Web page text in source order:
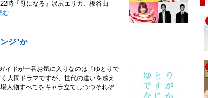
時『母になる』沢尻エリカ、板谷由
む
ジ”か
イドが一番お気に入りなのは『ゆとりで
人間ドラマですが、世代の違いを越え
人物すべてをキャラ立てしつつそれぞ